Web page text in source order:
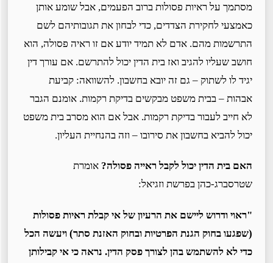
מסתמך על ראיות פסולות ברוב הפעמים, אבל שומע אותן
כאמצעי לחקירת הצדדים, כדי לבחון את תגובותיהם לשם
התרשמות מהם. אדם לא תמיד יודע אם זו ראיה פסולה, הוא
חושב שעליו להגיב ואז בית הדין יכול להתרשם. אם עורך דין
יגיד לו לשתוק – גם זה יובא בחשבון. להשוואה: קביעת
אבהות – בבית משפט מבקשים בדיקת רקמות. אומנם הגבר
לא חייב לעבור בדיקת רקמות. אבל אם הוא מסרב בית משפט
יכול להביא בחשבון את סירובו – וזה בהנחיית העליון.
האם בית הדין יכול לקבל ראייה פסולה?אומרת
שטרסברג-כהן בפרשת וזגיאל:
"ראוי ודרוש ליישם את הרעיון של אי קבלת ראיות פסולות
(שפגעו בחוק הגנת הפרטיות ובחוק האזנת סתר) ויעשה הכל
כדי לא להשתמש בהן לצורך פסק הדין. נראה כי אי קבילותן